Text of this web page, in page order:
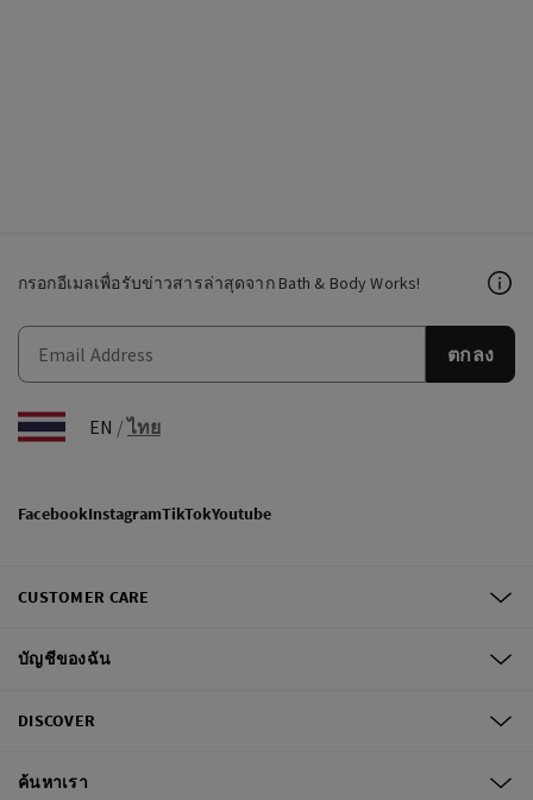
กรอกอีเมลเพื่อรับข่าวสารล่าสุดจาก Bath & Body Works!
ตกลง
EN /ไทย
FacebookInstagramTikTokYoutube
CUSTOMER CARE
บัญชีของฉัน
DISCOVER
ค้นหาเรา